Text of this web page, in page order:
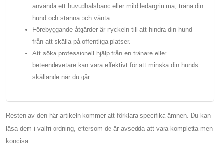
använda ett huvudhalsband eller mild ledargrimma, träna din
hund och stanna och vänta.
Förebyggande åtgärder är nyckeln till att hindra din hund
från att skälla på offentliga platser.
Att söka professionell hjälp från en tränare eller
beteendevetare kan vara effektivt för att minska din hunds
skällande när du går.
Resten av den här artikeln kommer att förklara specifika ämnen. Du kan
läsa dem i valfri ordning, eftersom de är avsedda att vara kompletta men
koncisa.